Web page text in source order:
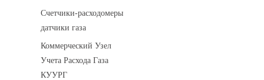
Счетчики-расходомеры
датчики газа
Коммерческий Узел
Учета Расхода Газа
КУУРГ